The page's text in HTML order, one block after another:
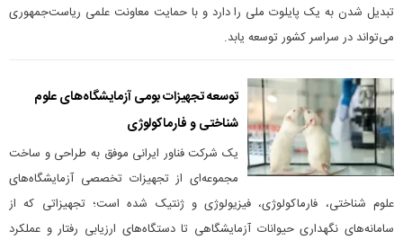
تبدیل شدن به یک پایلوت ملی را دارد و با حمایت معاونت علمی ریاست‌جمهوری
می‌تواند در سراسر کشور توسعه یابد.
توسعه تجهیزات بومی آزمایشگاه‌های علوم
شناختی و فارماکولوژی
یک شرکت فناور ایرانی موفق به طراحی و ساخت
مجموعه‌ای از تجهیزات تخصصی آزمایشگاه‌های
علوم شناختی، فارماکولوژی، فیزیولوژی و ژنتیک شده است؛ تجهیزاتی که از
سامانه‌های نگهداری حیوانات آزمایشگاهی تا دستگاه‌های ارزیابی رفتار و عملکرد